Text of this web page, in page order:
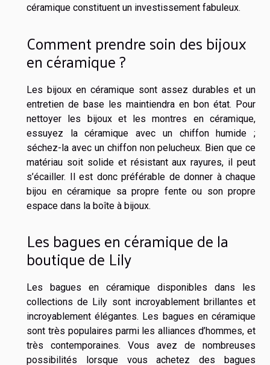
céramique constituent un investissement fabuleux.
Comment prendre soin des bijoux
en céramique ?
Les bijoux en céramique sont assez durables et un
entretien de base les maintiendra en bon état. Pour
nettoyer les bijoux et les montres en céramique,
essuyez la céramique avec un chiffon humide ;
séchez-la avec un chiffon non pelucheux. Bien que ce
matériau soit solide et résistant aux rayures, il peut
s’écailler. Il est donc préférable de donner à chaque
bijou en céramique sa propre fente ou son propre
espace dans la boîte à bijoux.
Les bagues en céramique de la
boutique de Lily
Les bagues en céramique disponibles dans les
collections de Lily sont incroyablement brillantes et
incroyablement élégantes. Les bagues en céramique
sont très populaires parmi les alliances d’hommes, et
très contemporaines. Vous avez de nombreuses
possibilités lorsque vous achetez des bagues